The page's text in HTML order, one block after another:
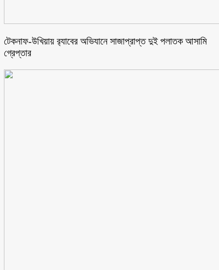
টেকনাফ-উখিয়ায় র‌্যাবের অভিযানে সাজাপ্রাপ্ত দুই পলাতক আসামি
গ্রেপ্তার